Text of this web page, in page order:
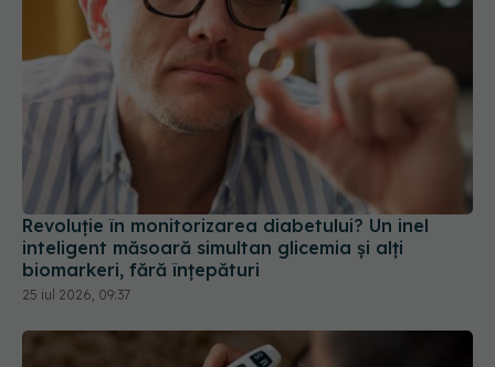
Revoluție în monitorizarea diabetului? Un inel
inteligent măsoară simultan glicemia și alți
biomarkeri, fără înțepături
25 iul 2026, 09:37